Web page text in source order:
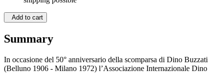
Add to cart
Summary
In occasione del 50° anniversario della scomparsa di Dino Buzzati
(Belluno 1906 - Milano 1972) l’Associazione Internazionale Dino